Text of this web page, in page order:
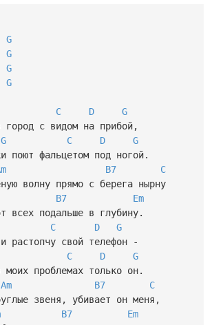
G
G
G
G
C D
G
с видом на прибой,
G
C D
G
фальцетом под ногой.
B7
C
волну прямо с берега нырну
B7
Em
подальше в глубину.
C D
G
свой телефон -
C D
G
проблемах только он.
Am
B7
C
звеня, убивает он меня,
B7
Em